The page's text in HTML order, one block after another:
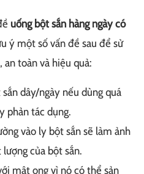
uống bột sắn hàng ngày có
ý một số vấn đề sau để sử
an toàn và hiệu quả:
dây/ngày nếu dùng quá
phản tác dụng.
vào ly bột sắn sẽ làm ảnh
của bột sắn.
mật ong vì nó có thể sản